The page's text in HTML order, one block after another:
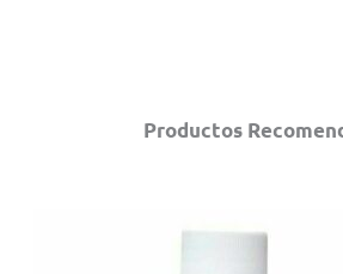
Productos